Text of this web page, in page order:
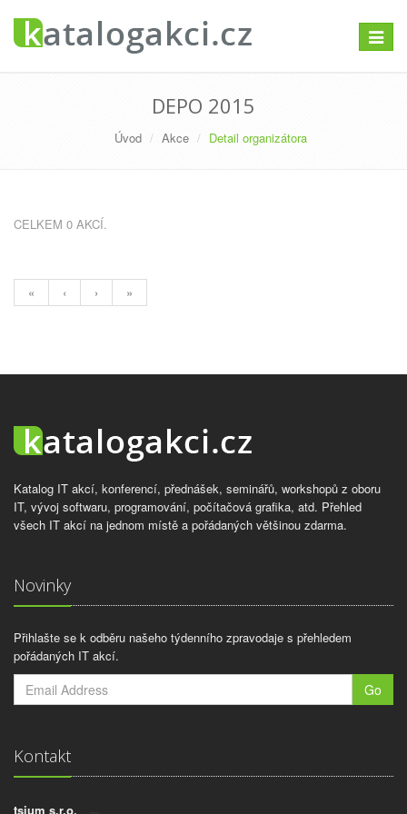
DEPO 2015
Úvod Akce Detail organizátora
CELKEM 0 AKCÍ.
« ‹ › »
Katalog IT akcí, konferencí, přednášek, seminářů, workshopů z oboru
IT, vývoj softwaru, programování, počítačová grafika, atd. Přehled
všech IT akcí na jednom místě a pořádaných většinou zdarma.
Novinky
Přihlašte se k odběru našeho týdenního zpravodaje s přehledem
pořádaných IT akcí.
Go
Kontakt
tsium s.r.o.